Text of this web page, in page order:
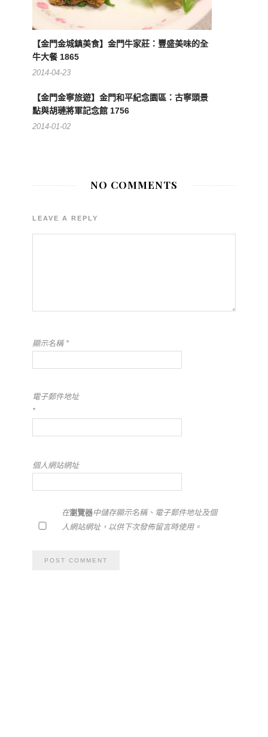
【金門金城鎮美食】金門牛家莊：豐盛美味的全
牛大餐 1865
2014-04-23
【金門金寧旅遊】金門和平紀念園區：古寧頭景
點與胡璉將軍記念館 1756
2014-01-02
NO COMMENTS
LEAVE A REPLY
顯示名稱 *
電子郵件地址
*
個人網站網址
在瀏覽器中儲存顯示名稱、電子郵件地址及個
人網站網址，以供下次發佈留言時使用。